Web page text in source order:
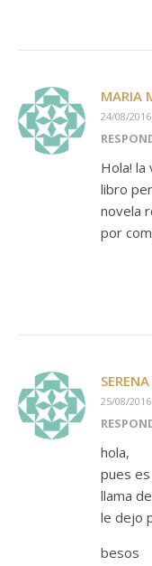
MARIA
24/08/
Hola!
libro
novela
por
25/08/
hola,
pues
llama
le dejo
besos